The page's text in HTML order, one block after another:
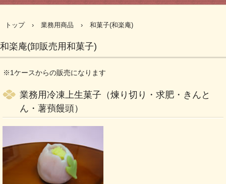
トップ › 業務用商品 › 和菓子(和楽庵)
和楽庵(卸販売用和菓子)
※1ケースからの販売になります
業務用冷凍上生菓子（煉り切り・求肥・きんと
ん・薯蕷饅頭）